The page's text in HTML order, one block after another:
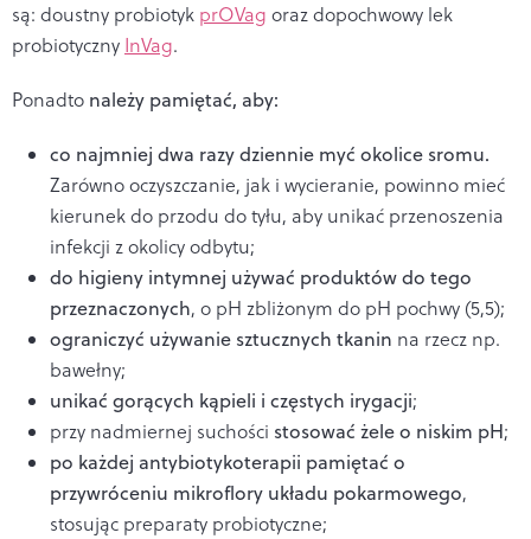
są: doustny probiotyk prOVag oraz dopochwowy lek
probiotyczny InVag.
Ponadto należy pamiętać, aby:
co najmniej dwa razy dziennie myć okolice sromu.
Zarówno oczyszczanie, jak i wycieranie, powinno mieć
kierunek do przodu do tyłu, aby unikać przenoszenia
infekcji z okolicy odbytu;
do higieny intymnej używać produktów do tego
przeznaczonych, o pH zbliżonym do pH pochwy (5,5);
ograniczyć używanie sztucznych tkanin na rzecz np.
bawełny;
unikać gorących kąpieli i częstych irygacji;
przy nadmiernej suchości stosować żele o niskim pH;
po każdej antybiotykoterapii pamiętać o
przywróceniu mikroflory układu pokarmowego,
stosując preparaty probiotyczne;